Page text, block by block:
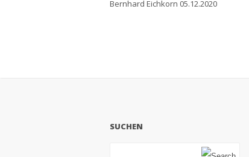
Bernhard Eichkorn 05.12.2020
SUCHEN